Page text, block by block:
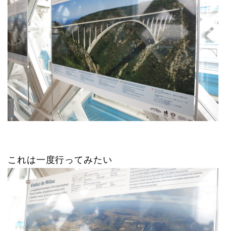
これは一度行ってみたい